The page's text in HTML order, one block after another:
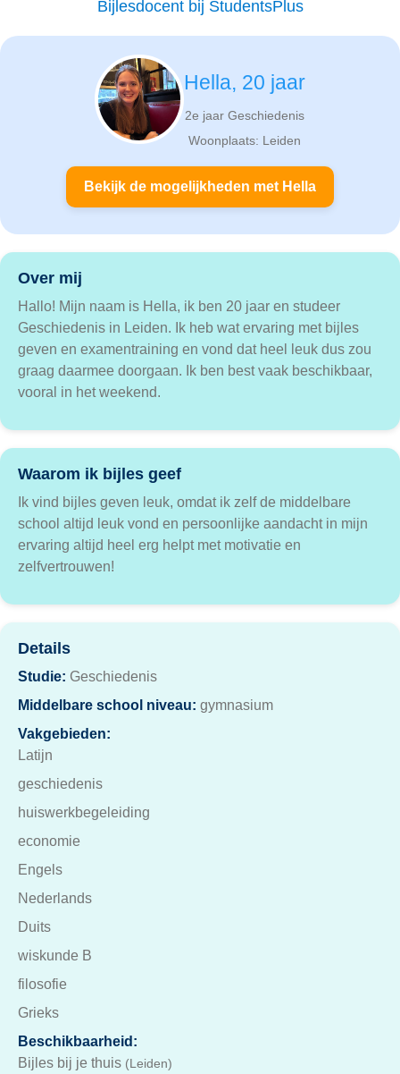
Bijlesdocent bij StudentsPlus
Hella, 20 jaar
2e jaar Geschiedenis
Woonplaats: Leiden
Bekijk de mogelijkheden met Hella
Over mij
Hallo! Mijn naam is Hella, ik ben 20 jaar en studeer
Geschiedenis in Leiden. Ik heb wat ervaring met bijles
geven en examentraining en vond dat heel leuk dus zou
graag daarmee doorgaan. Ik ben best vaak beschikbaar,
vooral in het weekend.
Waarom ik bijles geef
Ik vind bijles geven leuk, omdat ik zelf de middelbare
school altijd leuk vond en persoonlijke aandacht in mijn
ervaring altijd heel erg helpt met motivatie en
zelfvertrouwen!
Details
Studie: Geschiedenis
Middelbare school niveau: gymnasium
Vakgebieden:
Latijn
geschiedenis
huiswerkbegeleiding
economie
Engels
Nederlands
Duits
wiskunde B
filosofie
Grieks
Beschikbaarheid:
Bijles bij je thuis (Leiden)